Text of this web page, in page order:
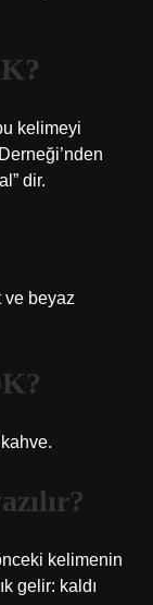
kelimeyi
dir.
ve beyaz
kelimenin
gelir: kaldı